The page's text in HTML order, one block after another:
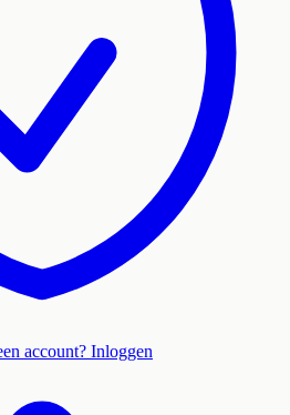
account? Inloggen